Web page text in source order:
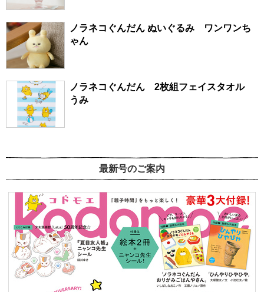
ノラネコぐんだん ぬいぐるみ ワンワンち
ゃん
ノラネコぐんだん 2枚組フェイスタオル
うみ
最新号のご案内